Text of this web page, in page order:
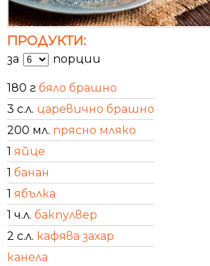
ПРОДУКТИ:
за порции
180 г бяло брашно
3 с.л. царевично брашно
200 мл. прясно мляко
1 яйце
1 банан
1 ябълка
1 ч.л. бакпулвер
2 с.л. кафява захар
канела